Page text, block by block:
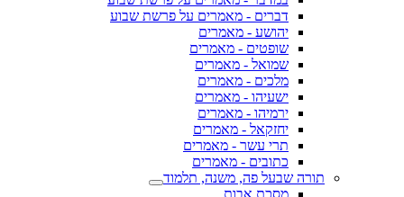
דברים - מאמרים על פרשת שבוע
יהושע - מאמרים
שופטים - מאמרים
שמואל - מאמרים
מלכים - מאמרים
ישעיהו - מאמרים
ירמיהו - מאמרים
יחזקאל - מאמרים
תרי עשר - מאמרים
כתובים - מאמרים
תורה שבעל פה, משנה, תלמוד
מסכת אבות